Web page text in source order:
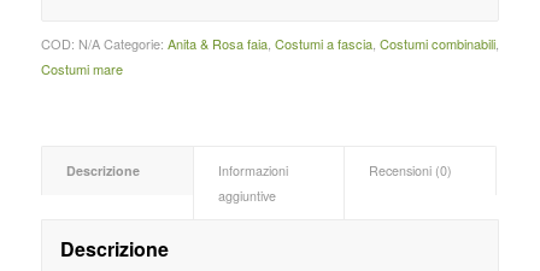
COD: N/A Categorie: Anita & Rosa faia, Costumi a fascia, Costumi combinabili,
Costumi mare
Descrizione
Informazioni
aggiuntive
Recensioni (0)
Descrizione